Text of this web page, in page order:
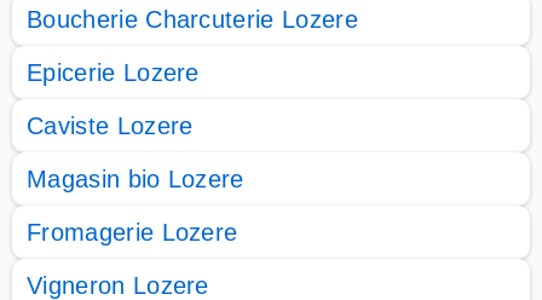
Boucherie Charcuterie Lozere
Epicerie Lozere
Caviste Lozere
Magasin bio Lozere
Fromagerie Lozere
Vigneron Lozere